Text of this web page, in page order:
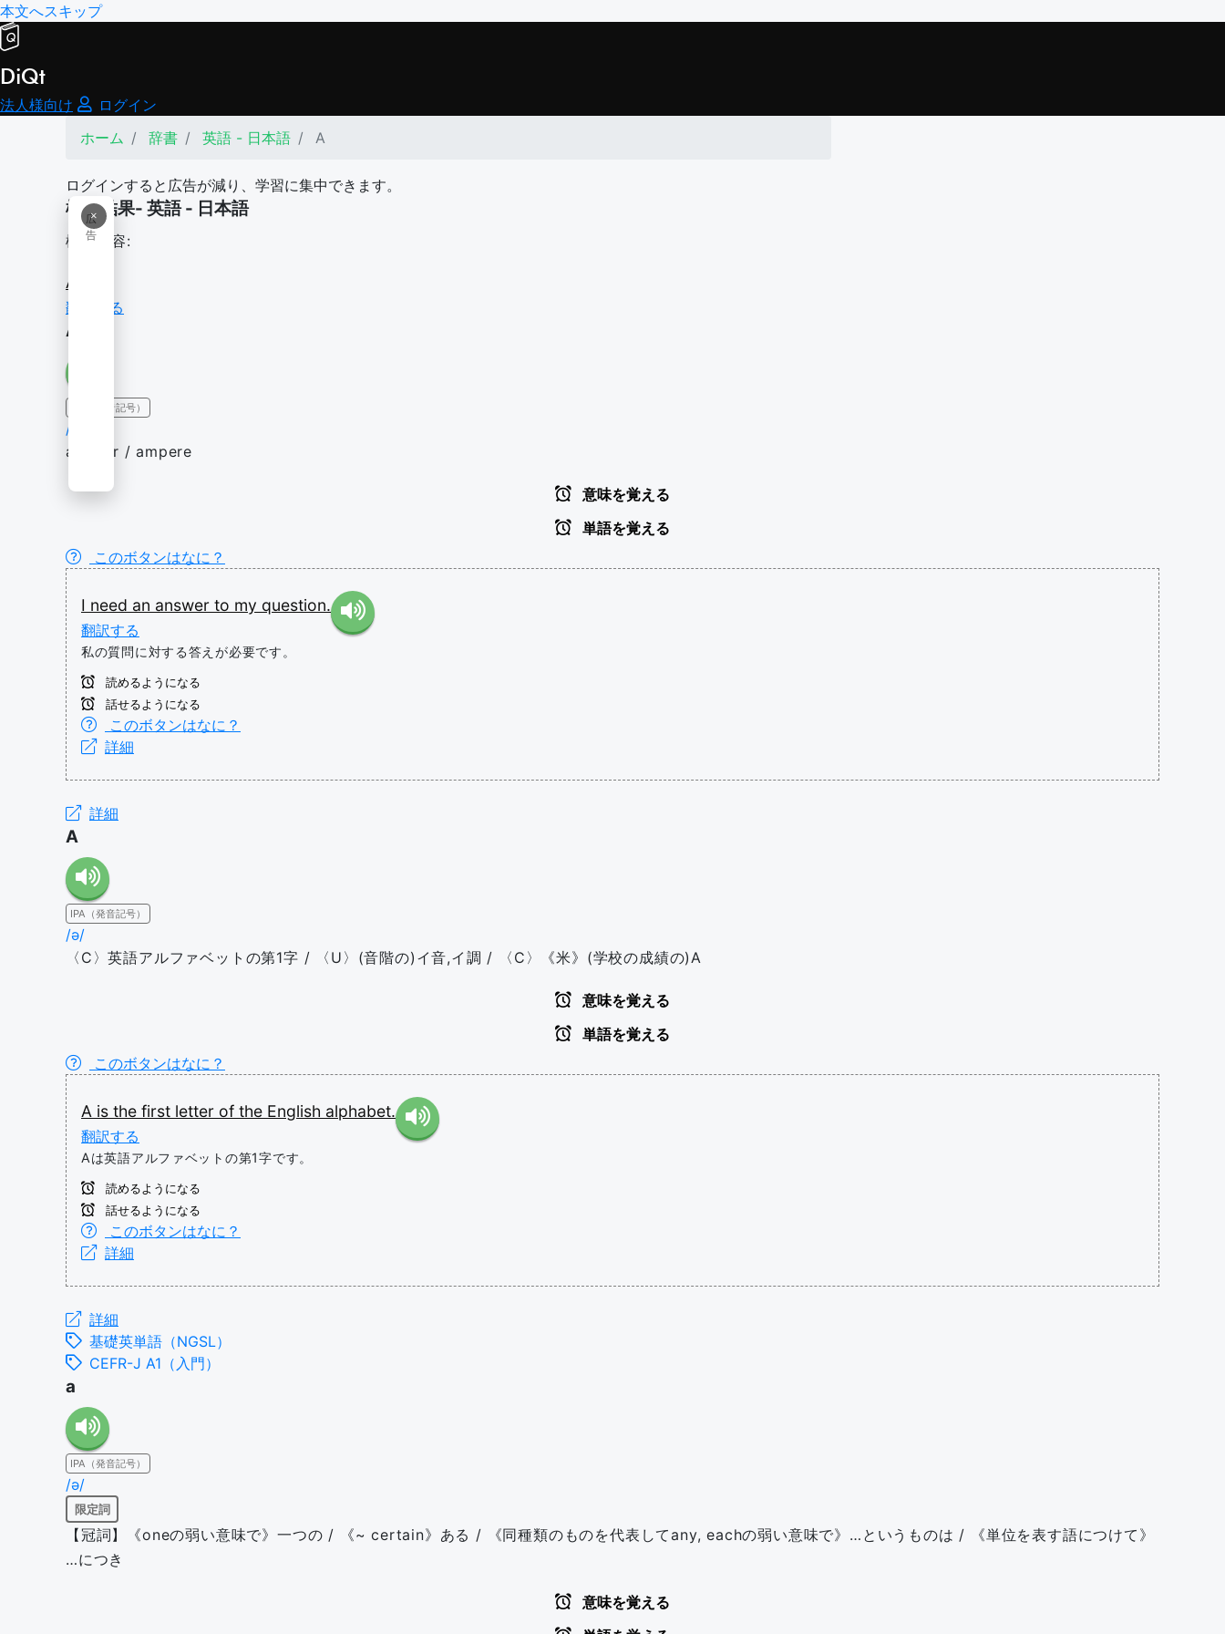
本文へスキップ
DiQt
法人様向け
ログイン
ホーム
辞書 英語 - 日本語 A
ログインすると広告が減り、学習に集中できます。
×
広
告
検索結果- 英語 - 日本語
検索内容:
A
翻訳する
A
IPA（発音記号）
/ə/
answer / ampere
意味を覚える
単語を覚える
このボタンはなに？
I need an answer to my question.
翻訳する
私の質問に対する答えが必要です。
読めるようになる
話せるようになる
このボタンはなに？
詳細
詳細
A
IPA（発音記号）
/ə/
〈C〉英語アルファベットの第1字 / 〈U〉(音階の)イ音,イ調 / 〈C〉《米》(学校の成績の)A
意味を覚える
単語を覚える
このボタンはなに？
A is the first letter of the English alphabet.
翻訳する
Aは英語アルファベットの第1字です。
読めるようになる
話せるようになる
このボタンはなに？
詳細
詳細
基礎英単語（NGSL）
CEFR-J A1（入門）
a
IPA（発音記号）
/ə/
限定詞
【冠詞】《oneの弱い意味で》一つの / 《~ certain》ある / 《同種類のものを代表してany, eachの弱い意味で》…というものは / 《単位を表す語につけて》
…につき
意味を覚える